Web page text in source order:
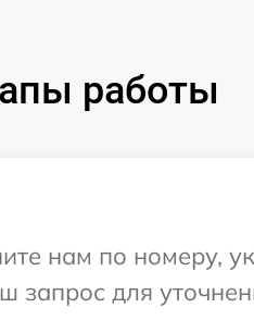
работы
нам по номеру,
запрос для